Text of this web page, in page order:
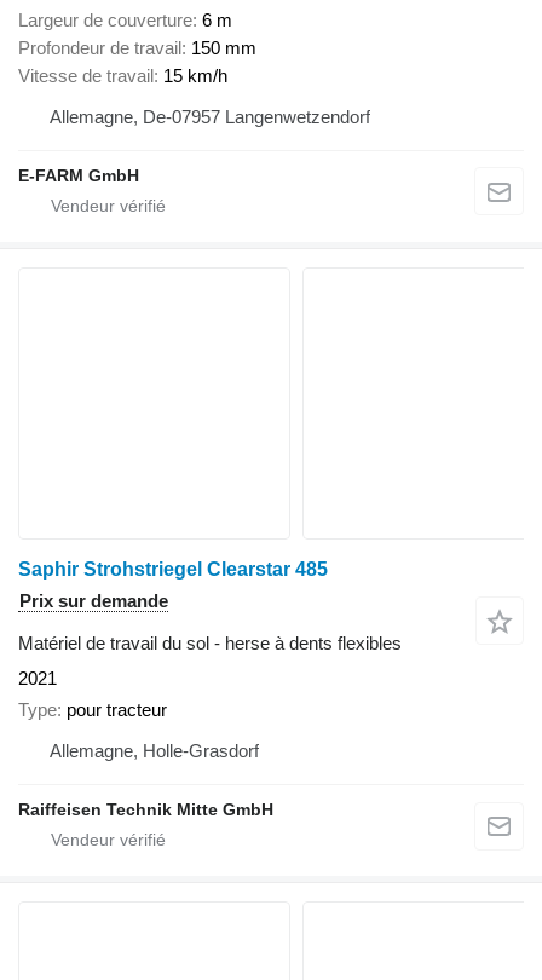
Largeur de couverture 6 m
Profondeur de travail 150 mm
Vitesse de travail 15 km/h
Allemagne, De-07957 Langenwetzendorf
E-FARM GmbH
Saphir Strohstriegel Clearstar 485
Prix sur demande
Matériel de travail du sol - herse à dents flexibles
2021
Type pour tracteur
Allemagne, Holle-Grasdorf
Raiffeisen Technik Mitte GmbH